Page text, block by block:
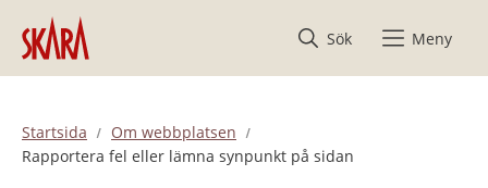
Hoppa till innehåll
Sök
Meny
Startsida
Om webbplatsen
Rapportera fel eller lämna synpunkt på sidan